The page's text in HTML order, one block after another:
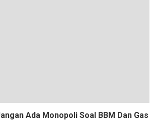
Ada Monopoli Soal BBM Dan Gas